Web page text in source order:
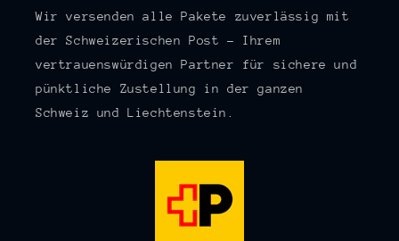
Wir versenden alle Pakete zuverlässig mit
der Schweizerischen Post – Ihrem
vertrauenswürdigen Partner für sichere und
pünktliche Zustellung in der ganzen
Schweiz und Liechtenstein.